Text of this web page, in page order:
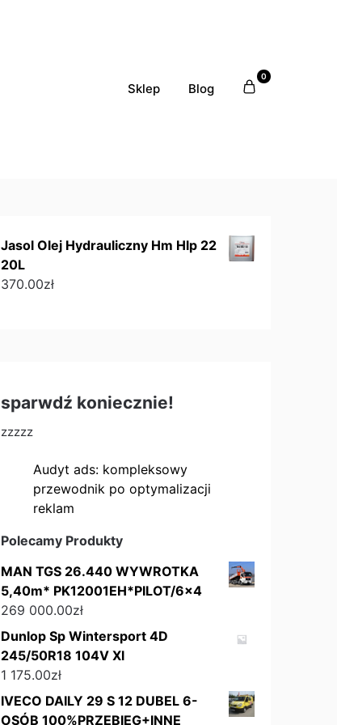
Sklep Blog
0
Jasol Olej Hydrauliczny Hm Hlp 22
20L
370.00zł
sparwdź koniecznie!
zzzzz
Audyt ads: kompleksowy
przewodnik po optymalizacji
reklam
Polecamy Produkty
MAN TGS 26.440 WYWROTKA
5,40m* PK12001EH*PILOT/6x4
269 000.00zł
Dunlop Sp Wintersport 4D
245/50R18 104V Xl
1 175.00zł
IVECO DAILY 29 S 12 DUBEL 6-
OSÓB 100%PRZEBIEG+INNE